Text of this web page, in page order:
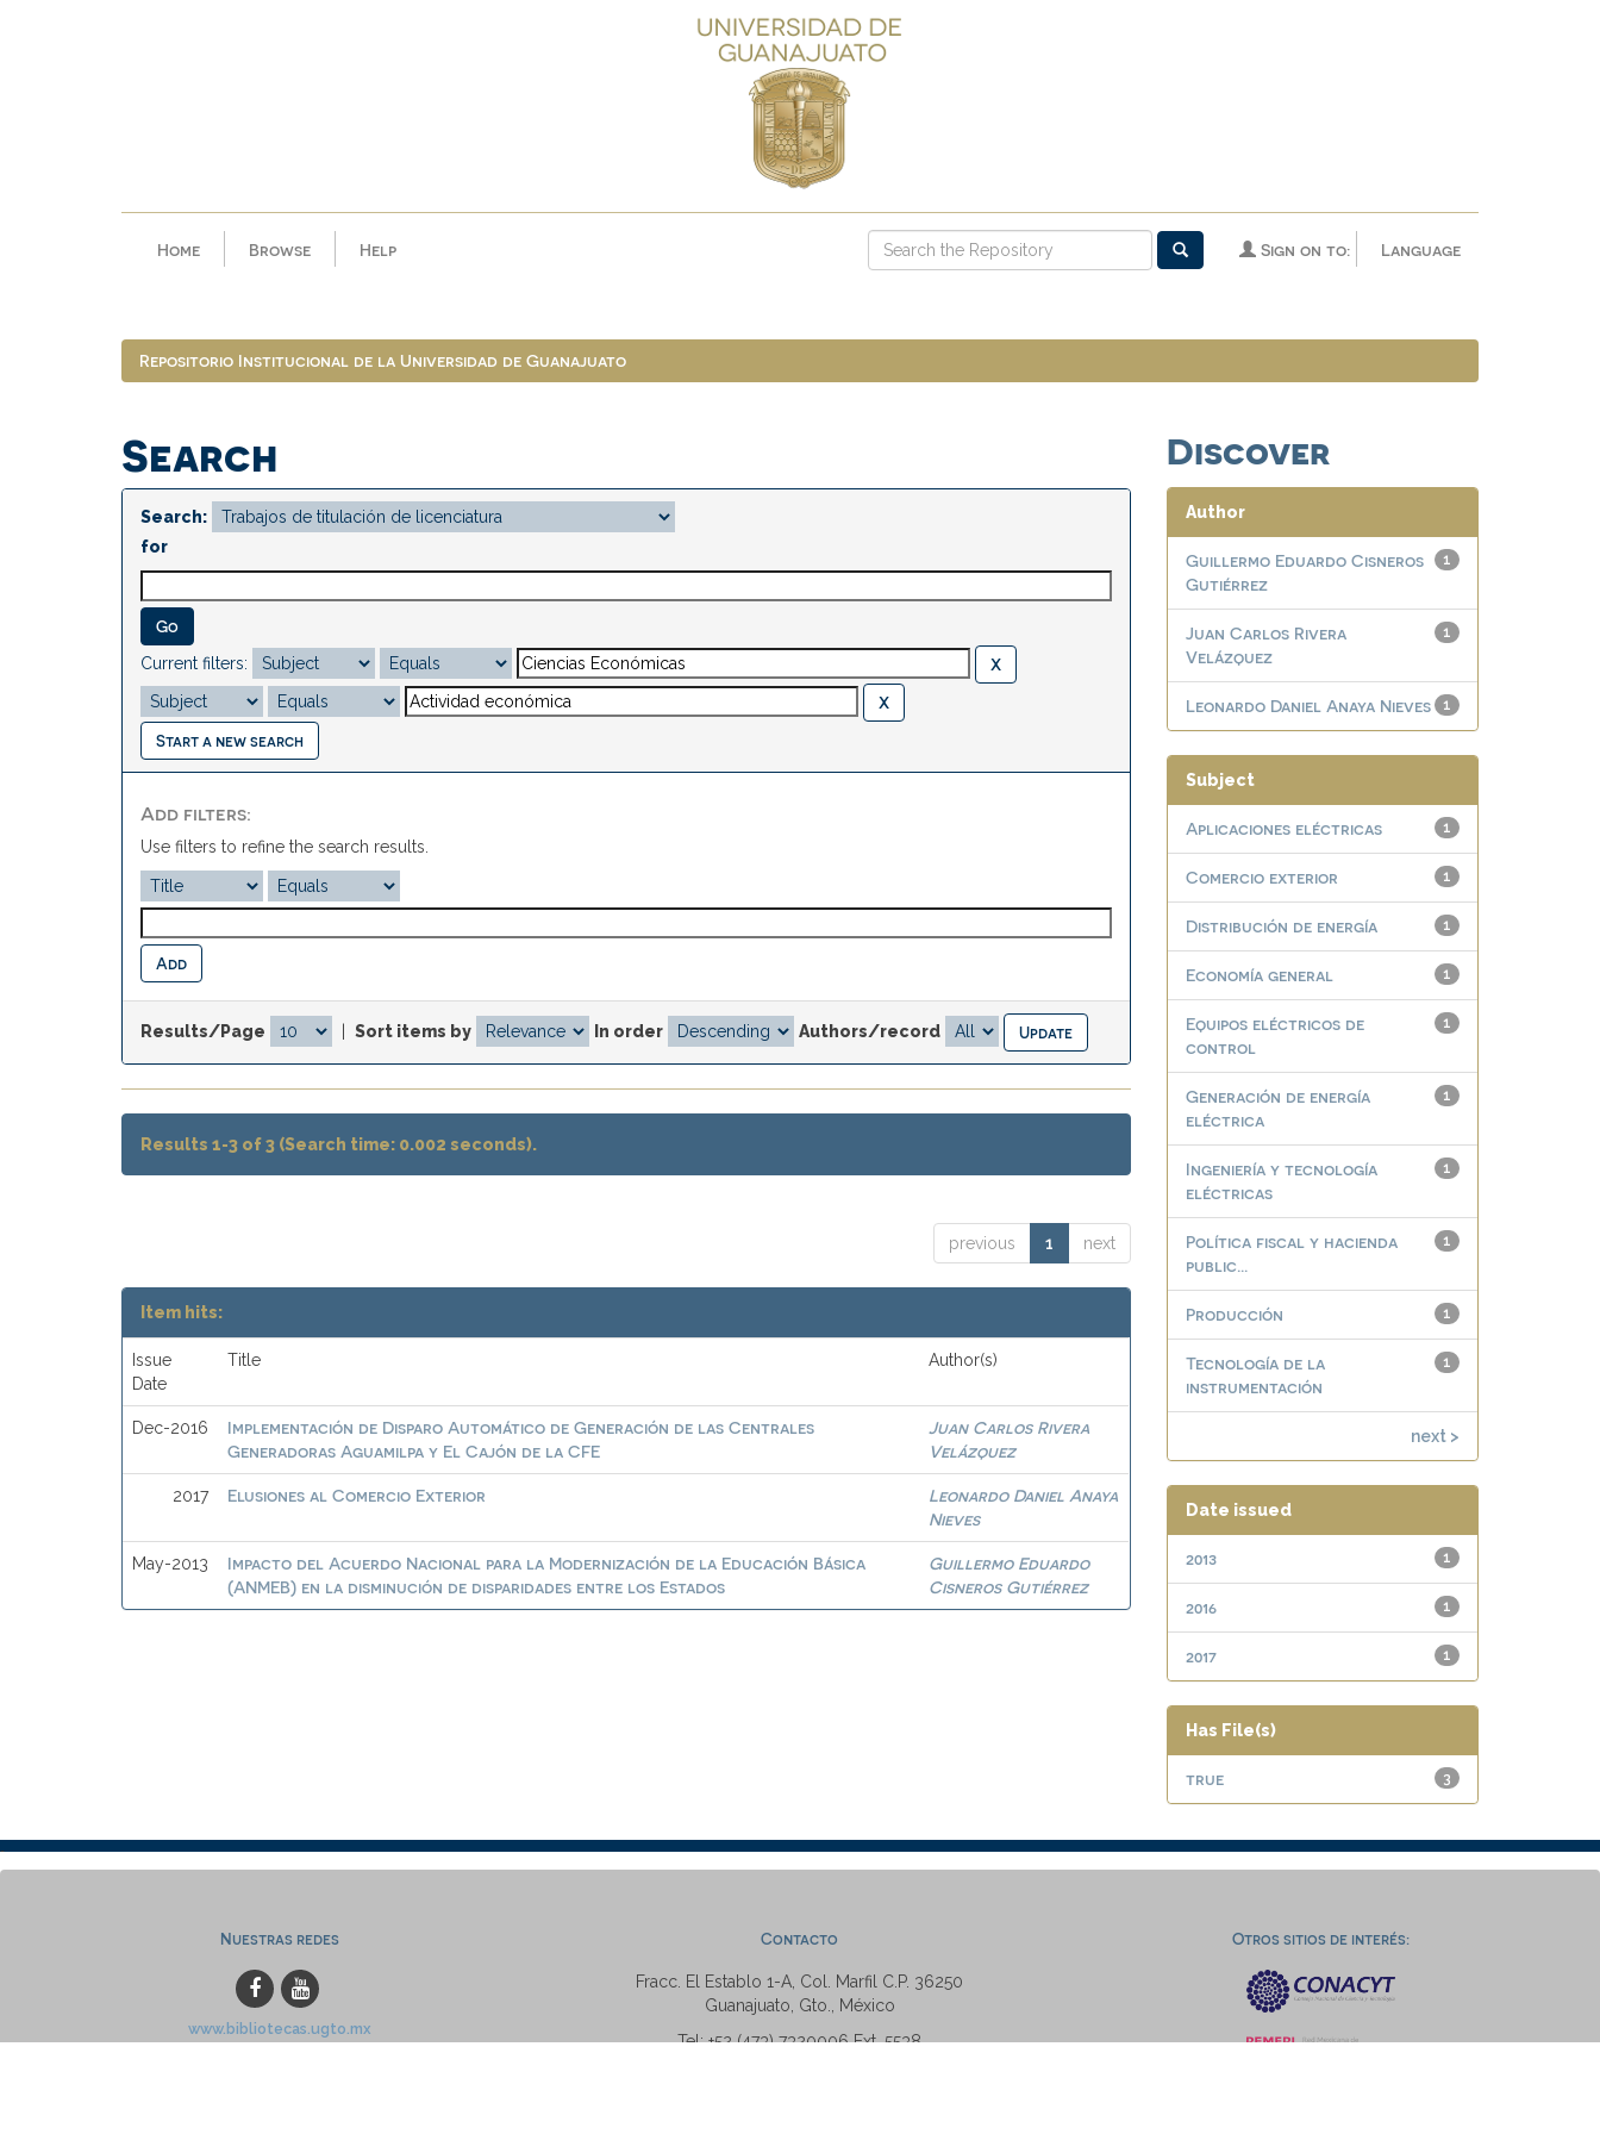
Home Browse Help Language
Sign on to:
Repositorio Institucional de la Universidad de Guanajuato
Search
Search:
for
Current filters:
Start a new search
Add filters:
Use filters to refine the search results.
Results/Page Sort items by In order Authors/record
Results 1-3 of 3 (Search time: 0.002 seconds).
previous 1 next
Item hits:
Issue
Date
Title Author(s)
Dec-2016
Implementación de Disparo Automático de Generación de las Centrales
Generadoras Aguamilpa y El Cajón de la CFE
Juan Carlos Rivera
Velázquez
2017 Elusiones al Comercio Exterior
Leonardo Daniel Anaya
Nieves
May-2013
Impacto del Acuerdo Nacional para la Modernización de la Educación Básica
(ANMEB) en la disminución de disparidades entre los Estados
Guillermo Eduardo
Cisneros Gutiérrez
Discover
Author
1
Guillermo Eduardo Cisneros
Gutiérrez
1
Juan Carlos Rivera
Velázquez
1
Leonardo Daniel Anaya Nieves
Subject
1
Aplicaciones eléctricas
1
Comercio exterior
1
Distribución de energía
1
Economía general
1
Equipos eléctricos de
control
1
Generación de energía
eléctrica
1
Ingeniería y tecnología
eléctricas
1
Política fiscal y hacienda
public...
1
Producción
1
Tecnología de la
instrumentación
next >
Date issued
1
2013
1
2016
1
2017
Has File(s)
3
true
Nuestras redes
www.bibliotecas.ugto.mx
Contacto
Fracc. El Establo 1-A, Col. Marfil C.P. 36250
Guanajuato, Gto., México
Tel: +52 (473) 7320006 Ext. 5538
Otros sitios de interés: